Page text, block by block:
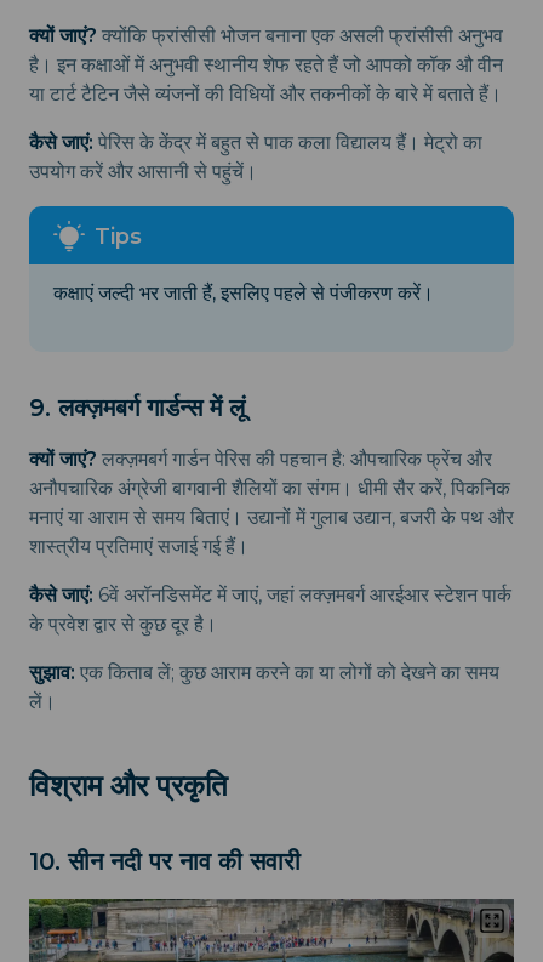
क्यों जाएं? क्योंकि फ्रांसीसी भोजन बनाना एक असली फ्रांसीसी अनुभव
है। इन कक्षाओं में अनुभवी स्थानीय शेफ रहते हैं जो आपको कॉक औ वीन
या टार्ट टैटिन जैसे व्यंजनों की विधियों और तकनीकों के बारे में बताते हैं।
कैसे जाएं: पेरिस के केंद्र में बहुत से पाक कला विद्यालय हैं। मेट्रो का
उपयोग करें और आसानी से पहुंचें।
कक्षाएं जल्दी भर जाती हैं, इसलिए पहले से पंजीकरण करें।
9. लक्ज़मबर्ग गार्डन्स में लूं
क्यों जाएं? लक्ज़मबर्ग गार्डन पेरिस की पहचान है: औपचारिक फ्रेंच और
अनौपचारिक अंग्रेजी बागवानी शैलियों का संगम। धीमी सैर करें, पिकनिक
मनाएं या आराम से समय बिताएं। उद्यानों में गुलाब उद्यान, बजरी के पथ और
शास्त्रीय प्रतिमाएं सजाई गई हैं।
कैसे जाएं: 6वें अरॉनडिसमेंट में जाएं, जहां लक्ज़मबर्ग आरईआर स्टेशन पार्क
के प्रवेश द्वार से कुछ दूर है।
सुझाव: एक किताब लें; कुछ आराम करने का या लोगों को देखने का समय
लें।
विश्राम और प्रकृति
10. सीन नदी पर नाव की सवारी